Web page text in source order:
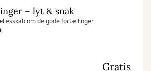
– lyt & snak
om de gode fortællinger.
Gratis